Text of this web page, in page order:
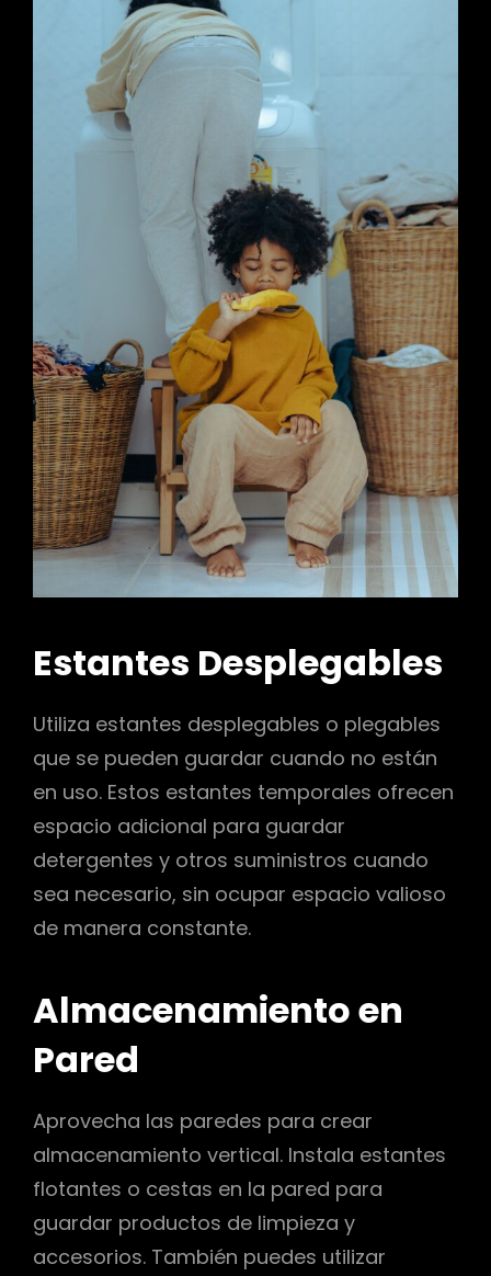
Estantes Desplegables
Utiliza estantes desplegables o plegables
que se pueden guardar cuando no están
en uso. Estos estantes temporales ofrecen
espacio adicional para guardar
detergentes y otros suministros cuando
sea necesario, sin ocupar espacio valioso
de manera constante.
Almacenamiento en
Pared
Aprovecha las paredes para crear
almacenamiento vertical. Instala estantes
flotantes o cestas en la pared para
guardar productos de limpieza y
accesorios. También puedes utilizar